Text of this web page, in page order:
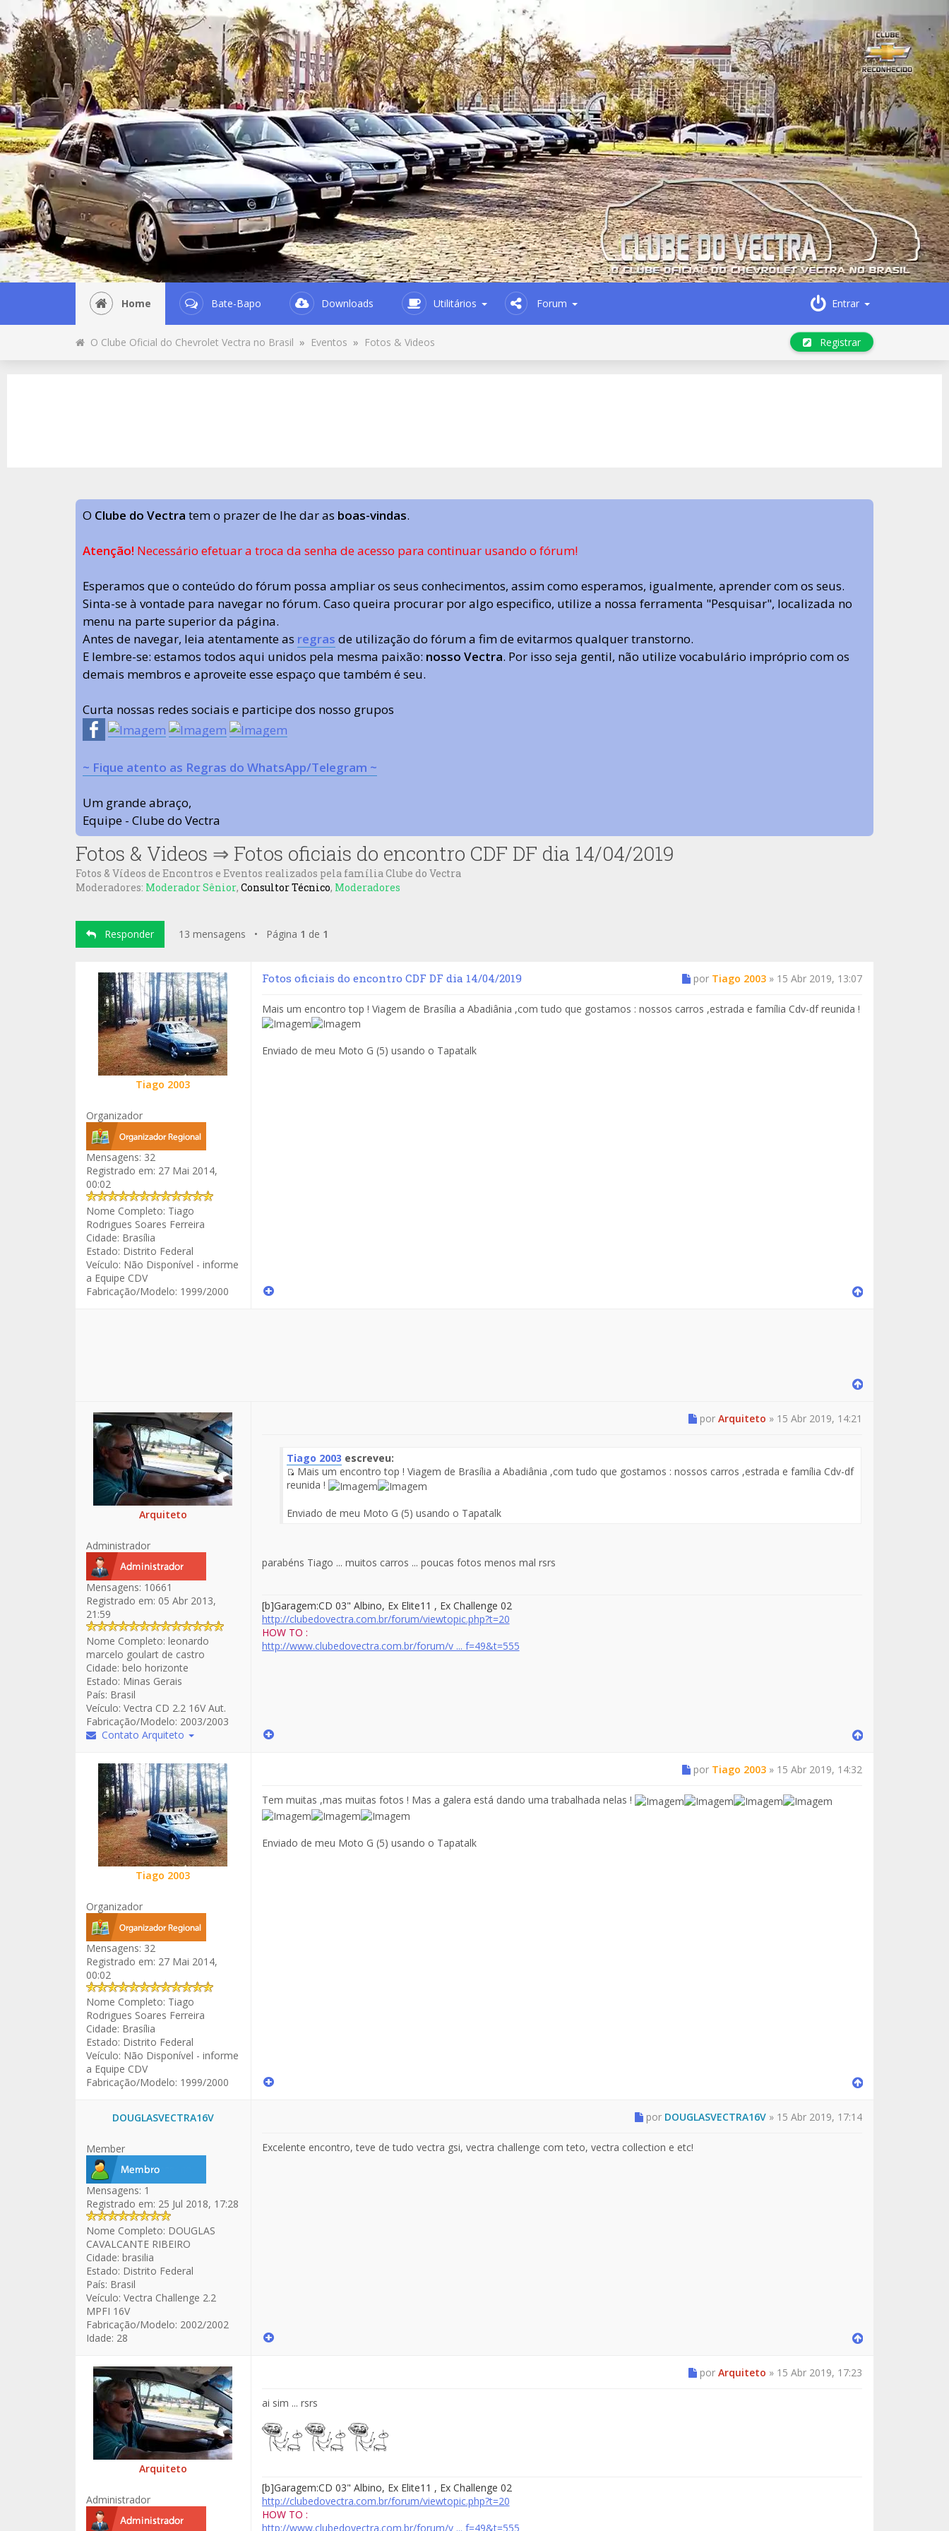
Home Bate-Bapo Downloads Utilitários Forum Entrar
O Clube Oficial do Chevrolet Vectra no Brasil » Eventos » Fotos & Videos Registrar
O Clube do Vectra tem o prazer de lhe dar as boas-vindas.
Atenção! Necessário efetuar a troca da senha de acesso para continuar usando o fórum!
Esperamos que o conteúdo do fórum possa ampliar os seus conhecimentos, assim como esperamos, igualmente, aprender com os seus.
Sinta-se à vontade para navegar no fórum. Caso queira procurar por algo especifico, utilize a nossa ferramenta "Pesquisar", localizada no
menu na parte superior da página.
Antes de navegar, leia atentamente as regras de utilização do fórum a fim de evitarmos qualquer transtorno.
E lembre-se: estamos todos aqui unidos pela mesma paixão: nosso Vectra. Por isso seja gentil, não utilize vocabulário impróprio com os
demais membros e aproveite esse espaço que também é seu.
Curta nossas redes sociais e participe dos nosso grupos
~ Fique atento as Regras do WhatsApp/Telegram ~
Um grande abraço,
Equipe - Clube do Vectra
Fotos & Videos ⇒ Fotos oficiais do encontro CDF DF dia 14/04/2019
Fotos & Vídeos de Encontros e Eventos realizados pela família Clube do Vectra
Moderadores: Moderador Sênior, Consultor Técnico, Moderadores
Responder 13 mensagens • Página 1 de 1
Tiago 2003
Organizador
Mensagens: 32
Registrado em: 27 Mai 2014,
00:02
Nome Completo: Tiago
Rodrigues Soares Ferreira
Cidade: Brasília
Estado: Distrito Federal
Veículo: Não Disponível - informe
a Equipe CDV
Fabricação/Modelo: 1999/2000
Fotos oficiais do encontro CDF DF dia 14/04/2019 por Tiago 2003» 15 Abr 2019, 13:07
Mais um encontro top ! Viagem de Brasília a Abadiânia ,com tudo que gostamos : nossos carros ,estrada e família Cdv-df reunida !
Enviado de meu Moto G (5) usando o Tapatalk
Arquiteto
Administrador
Mensagens: 10661
Registrado em: 05 Abr 2013,
21:59
Nome Completo: leonardo
marcelo goulart de castro
Cidade: belo horizonte
Estado: Minas Gerais
País: Brasil
Veículo: Vectra CD 2.2 16V Aut.
Fabricação/Modelo: 2003/2003
Contato Arquiteto
por Arquiteto » 15 Abr 2019, 14:21
Tiago 2003 escreveu:
Fuente
Mensaje
Mais um encontro top ! Viagem de Brasília a Abadiânia ,com tudo que gostamos : nossos carros ,estrada e família Cdv-df
reunida !
Enviado de meu Moto G (5) usando o Tapatalk
parabéns Tiago ... muitos carros ... poucas fotos menos mal rsrs
[b]Garagem:CD 03" Albino, Ex Elite11 , Ex Challenge 02
http://clubedovectra.com.br/forum/viewtopic.php?t=20
HOW TO :
http://www.clubedovectra.com.br/forum/v ... f=49&t=555
Tiago 2003
Organizador
Mensagens: 32
Registrado em: 27 Mai 2014,
00:02
Nome Completo: Tiago
Rodrigues Soares Ferreira
Cidade: Brasília
Estado: Distrito Federal
Veículo: Não Disponível - informe
a Equipe CDV
Fabricação/Modelo: 1999/2000
por Tiago 2003» 15 Abr 2019, 14:32
Tem muitas ,mas muitas fotos ! Mas a galera está dando uma trabalhada nelas !
Enviado de meu Moto G (5) usando o Tapatalk
DOUGLASVECTRA16V
Member
Mensagens: 1
Registrado em: 25 Jul 2018, 17:28
Nome Completo: DOUGLAS
CAVALCANTE RIBEIRO
Cidade: brasilia
Estado: Distrito Federal
País: Brasil
Veículo: Vectra Challenge 2.2
MPFI 16V
Fabricação/Modelo: 2002/2002
Idade: 28
por DOUGLASVECTRA16V» 15 Abr 2019, 17:14
Excelente encontro, teve de tudo vectra gsi, vectra challenge com teto, vectra collection e etc!
Arquiteto
Administrador
por Arquiteto » 15 Abr 2019, 17:23
ai sim ... rsrs
[b]Garagem:CD 03" Albino, Ex Elite11 , Ex Challenge 02
http://clubedovectra.com.br/forum/viewtopic.php?t=20
HOW TO :
http://www.clubedovectra.com.br/forum/v ... f=49&t=555